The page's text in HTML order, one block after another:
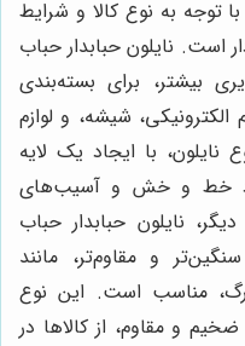
توجه به نوع کالا و شرایط
است. نایلون حبابدار حباب
بیشتر، برای بسته‌بندی
شیشه، و لوازم
با ایجاد یک لایه
خط و خش و آسیب‌های
نایلون حبابدار حباب
و مقاوم‌تر، مانند
مناسب است. این نوع
و مقاوم، از کالاها در